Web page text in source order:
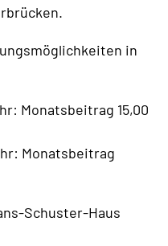
in
Monatsbeitrag 15,00
Monatsbeitrag
Schuster-Haus